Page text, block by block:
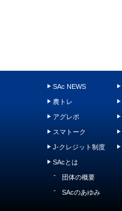
SAc NEWS
農トレ
アグレポ
スマトーク
J-クレジット制度
SAcとは
団体の概要
SAcのあゆみ